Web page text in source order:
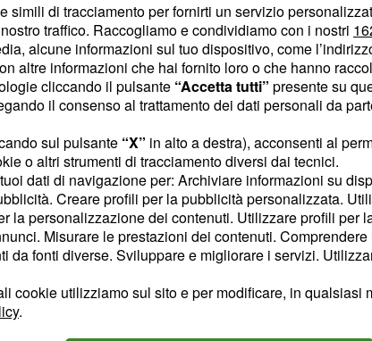
dello stesso Segretario
che concluderà le
.
ad avanzare cinque
dell'attuale
garantire unlavoro
, misura alla quale segue
simili di tracciamento per fornirti un servizio
traffico. Raccogliamo e condividiamo con i nostri
alcune informazioni sul tuo dispositivo, come
altre informazioni che hai fornito loro o che hanno
cliccando il pulsante “Accetta tutti” presente su
il consenso al trattamento dei dati personali da
sul pulsante “X” in alto a destra), acconsenti al
o altri strumenti di tracciamento diversi dai tecnici.
dati di navigazione per: Archiviare informazioni su
Creare profili per la pubblicità personalizzata.
la personalizzazione dei contenuti. Utilizzare profili per
Misurare le prestazioni dei contenuti.
da fonti diverse. Sviluppare e migliorare i servizi.
cookie utilizziamo sul sito e per modificare, in qualsiasi
.